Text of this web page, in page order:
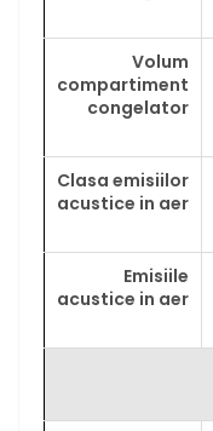
Volum
compartiment
congelator
Clasa emisiilor
acustice in aer
Emisiile
acustice in aer